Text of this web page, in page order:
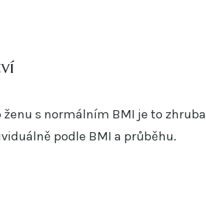
s normálním BMI je to zhruba
podle BMI a průběhu.